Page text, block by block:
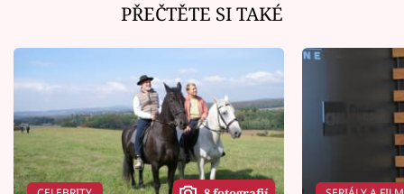
PŘEČTĚTE SI TAKÉ